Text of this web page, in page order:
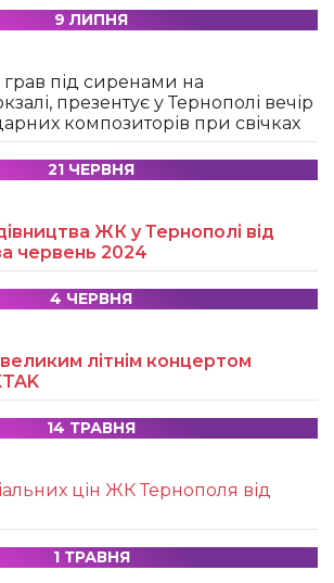
9 ЛИПНЯ
під сиренами на
презентує у Тернополі вечір
композиторів при свічках
21 ЧЕРВНЯ
ЖК у Тернополі від
червень 2024
4 ЧЕРВНЯ
великим літнім концертом
14 ТРАВНЯ
цін ЖК Тернополя від
1 ТРАВНЯ